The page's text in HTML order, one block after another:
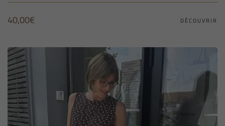
40,00€ DÉCOUVRIR